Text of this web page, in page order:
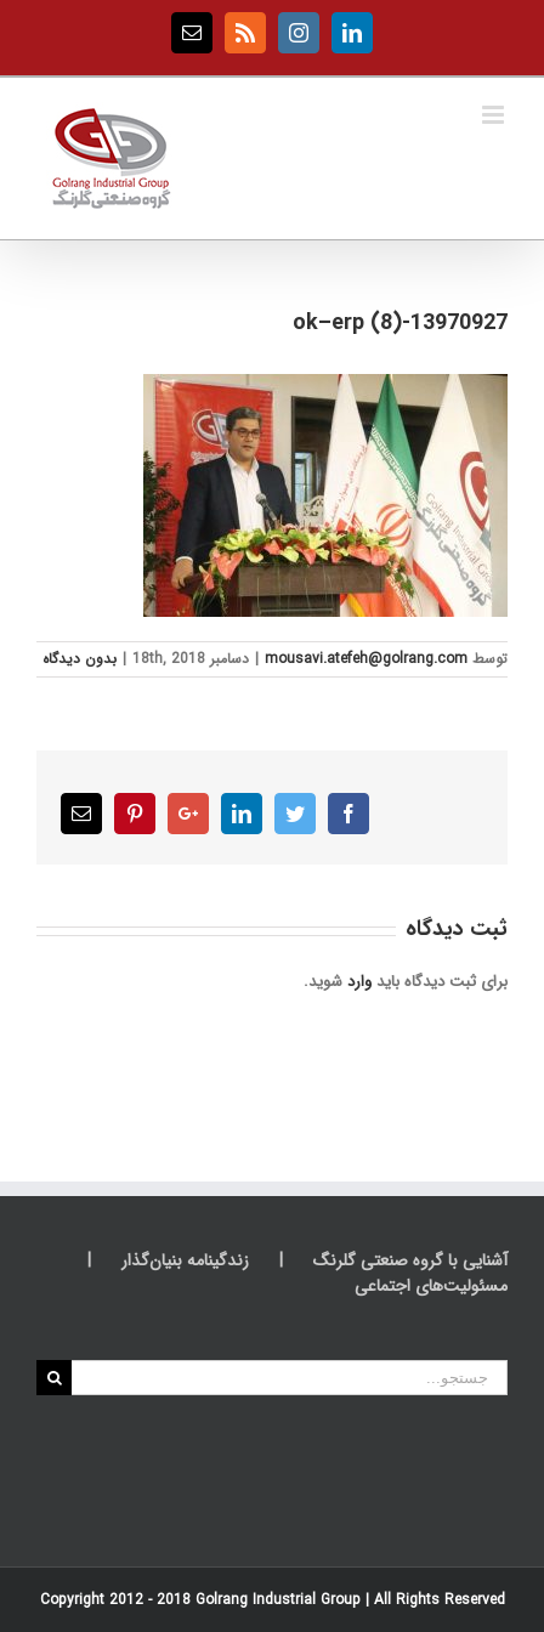
LinkedIn
Instagram
Rss
Email
13970927-ok–erp (8)
توسط mousavi.atefeh@golrang.com
| دسامبر 18th, 2018 | بدون ديدگاه
Facebook
Twitter
LinkedIn
Google+
Pinterest
Email
ثبت ديدگاه
برای ثبت دیدگاه باید واردشوید.
آشنایی با گروه صنعتی گلرنگ
زندگینامه بنیان‌گذار
مسئولیت‌های اجتماعی
جستجو
برای:
Copyright 2012 - 2018 Golrang Industrial Group| All Rights Reserved